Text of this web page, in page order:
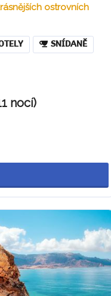
ostrovních
SNÍDANĚ
nocí)